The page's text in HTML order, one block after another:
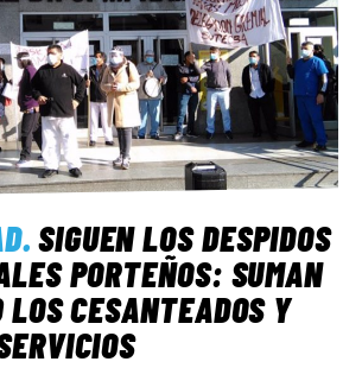
.SIGUEN LOS DESPIDOS
PORTEÑOS: SUMAN
LOS CESANTEADOS Y